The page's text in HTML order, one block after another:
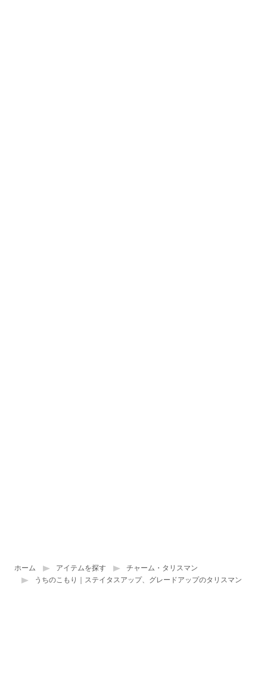
ホーム アイテムを探す
チャーム・タリスマン
うちのこもり｜ステイタスアップ、グレードアップのタリスマン